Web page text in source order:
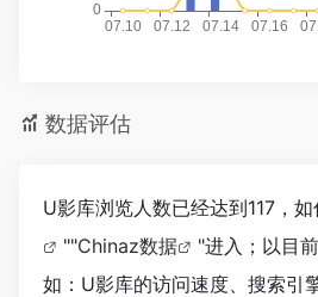
数据评估
U影库浏览人数已经达到117，
""Chinaz数据
"进入；以目
如：U影库的访问速度、搜索引